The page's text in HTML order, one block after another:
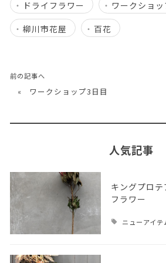
ドライフラワー
ワークショッ
柳川市花屋
百花
前の記事へ
« ワークショップ3日目
人気記事
キングプロ
フラワー
ニューアイテ